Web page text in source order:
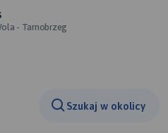
- Tarnobrzeg
Szukaj w okolicy